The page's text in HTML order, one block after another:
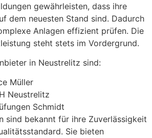
gewährleisten, dass ihre
dem neuesten Stand sind. Dadurch
Anlagen effizient prüfen. Die
steht stets im Vordergrund.
in Neustrelitz sind:
Müller
Neustrelitz
Schmidt
sind bekannt für ihre Zuverlässigkeit
Sie bieten